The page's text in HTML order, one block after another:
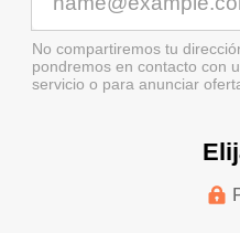
No compartiremos tu
pondremos en contacto con
servicio o para anunciar